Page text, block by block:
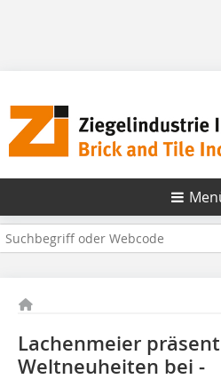
Lachenmeier
Weltneuheiten bei ­